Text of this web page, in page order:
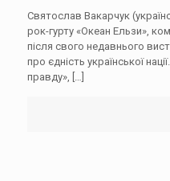
Святослав Вакарчук
рок-гурту «Океан Ельзи»,
після свого недавнього
про єдність української
правду», […]